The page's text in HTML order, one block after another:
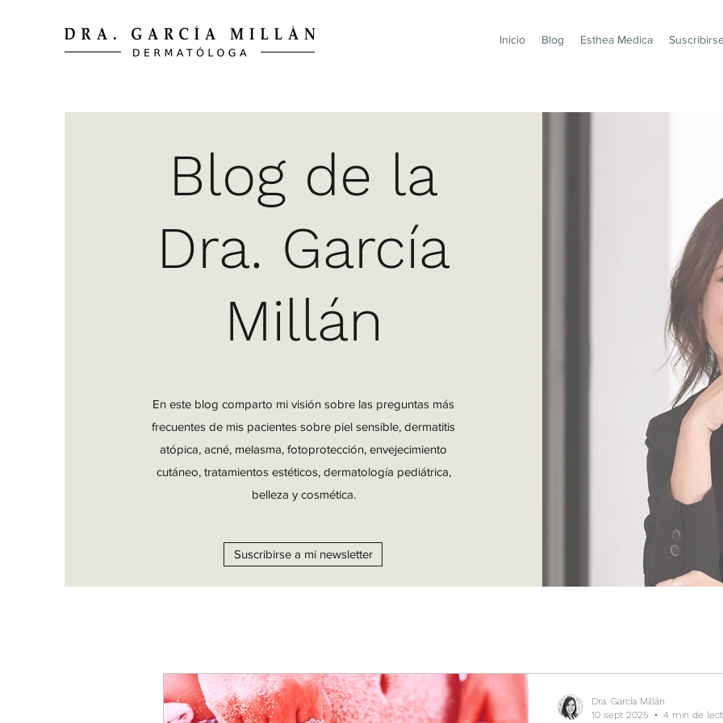
Inicio Blog Esthea Medica
Blog de la
Dra. García
Millán
En este blog comparto mi visión sobre las preguntas más
frecuentes de mis pacientes sobre piel sensible, dermatitis
atópica, acné, melasma, fotoprotección, envejecimiento
cutáneo, tratamientos estéticos, dermatología pediátrica,
belleza y cosmética.
Suscribirse a mi newsletter
Dra. García Millán
10 sept 2025
4 min de